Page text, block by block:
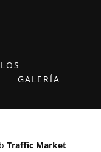
GALERÍA
Traffic Market